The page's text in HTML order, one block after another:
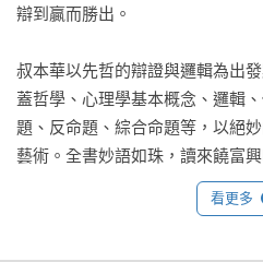
辯到贏而勝出。
叔本華以先哲的辯證與邏輯為出
蓋哲學、心理學基本概念、邏輯
題、反命題、綜合命題等，以絕
藝術。全書妙語如珠，讀來饒富興
看更多